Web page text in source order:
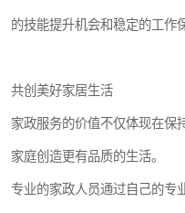
的技能提升机会和稳定的工作
共创美好家居生活
家政服务的价值不仅体现在保
家庭创造更有品质的生活。
专业的家政人员通过自己的专